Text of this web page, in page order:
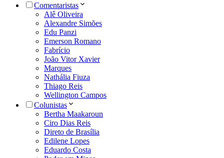
Comentaristas
Alê Oliveira
Alexandre Simões
Edu Panzi
Emerson Romano
Fabrício
João Vitor Xavier
Marques
Nathália Fiuza
Thiago Reis
Wellington Campos
Colunistas
Bertha Maakaroun
Ciro Dias Reis
Direto de Brasília
Edilene Lopes
Eduardo Costa